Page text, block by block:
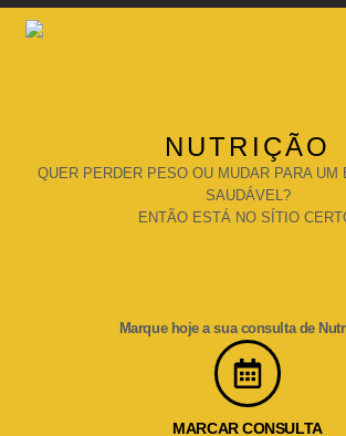
NUTRIÇÃO
QUER PERDER PESO OU MUDAR PARA UM
SAUDÁVEL?
ENTÃO ESTÁ NO SÍTIO
Marque hoje a sua consulta de
MARCAR CONSULTA